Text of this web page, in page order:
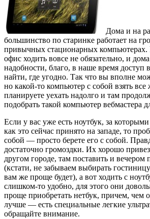
Дома и на
большинство по старинке работает на
привычных стационарных компьютерах.
офис ходить вовсе не обязательно, и дома
надобности, благо, в наше время
найти, где угодно. Так что вы вполне
но какой-то компьютер с собой взять
планируете уехать надолго и там
подобрать такой компьютер вебмастера
Если у вас уже есть ноутбук, за
как это сейчас принято на западе, то
собой — просто берете его с собой.
достаточно громоздки. Их хорошо
другом городе, там поставить и вечером
(кстати, не забываем выбирать
вам же проще будет), а вот ходить с
слишком-то удобно, для этого они
проще приобретать нетбук, причем, чем
лучше — есть специальные легкие
обращайте внимание.